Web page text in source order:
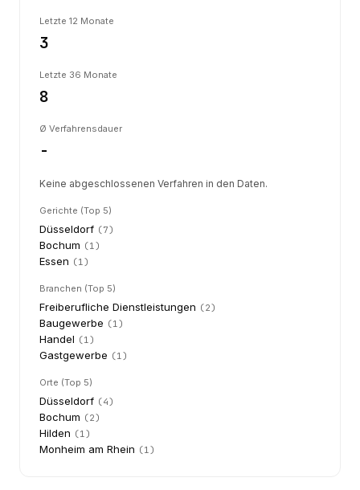
Letzte 12 Monate
3
Letzte 36 Monate
8
Ø Verfahrensdauer
-
Keine abgeschlossenen Verfahren in den Daten.
Gerichte (Top 5)
Düsseldorf (7)
Bochum (1)
Essen (1)
Branchen (Top 5)
Freiberufliche Dienstleistungen (2)
Baugewerbe (1)
Handel (1)
Gastgewerbe (1)
Orte (Top 5)
Düsseldorf (4)
Bochum (2)
Hilden (1)
Monheim am Rhein (1)